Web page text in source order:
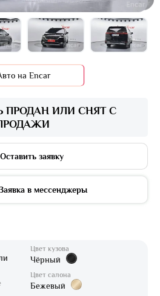
ПРОДАН ИЛИ СНЯТ С
Оставить заявку
в мессенджеры
Цвет кузова
Чёрный
Цвет салона
Бежевый
на Encar